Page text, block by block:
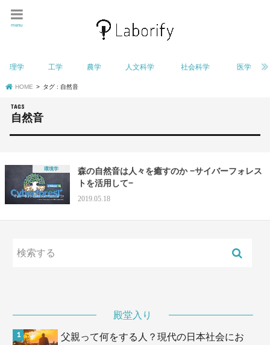
menu
理学 工学 農学 人文科学 社会科学 医学
HOME タグ : 自然音
自然音
環境学
森の自然音は人々を癒すのか −サイバーフォレス
トを活用して−
2019.05.18
殿堂入り
父親って何をする人？現代の日本社会にお